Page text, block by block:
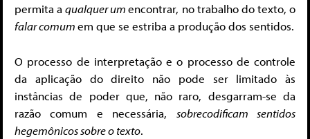
permita aqualquer umencontrar, no trabalho do texto, o
falar comumem que se estriba a produção dos sentidos.
O processo de interpretação e o processo de controle
da aplicação do direito não pode ser limitado às
instâncias de poder que, não raro, desgarram-se da
razão comum e necessária, sobrecodificam sentidos
hegemônicos sobre o texto.